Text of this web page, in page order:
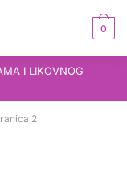
0
I LIKOVNOG
2